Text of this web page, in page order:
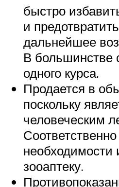
быстро
и
дальнейшее
В большинстве
одного курса.
Продается в
поскольку
человеческим
необходимости
зооаптеку.